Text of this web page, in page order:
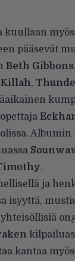
pääsevät
Beth Gibbons,
Killah,
.
ja
isyyttä,
kantaa